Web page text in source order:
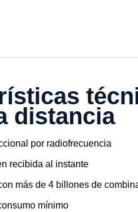
distancia
por radiofrecuencia
recibida al instante
más de 4 billones de
mínimo